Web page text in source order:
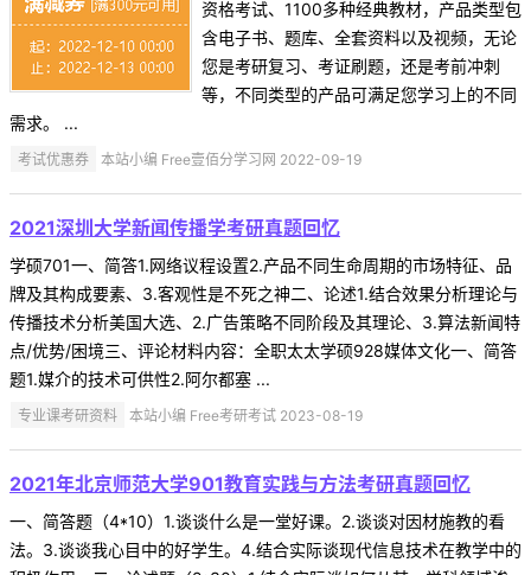
资格考试、1100多种经典教材，产品类型包
含电子书、题库、全套资料以及视频，无论
您是考研复习、考证刷题，还是考前冲刺
等，不同类型的产品可满足您学习上的不同
需求。 ...
考试优惠券 本站小编 Free壹佰分学习网 2022-09-19
2021深圳大学新闻传播学考研真题回忆
学硕701一、简答1.网络议程设置2.产品不同生命周期的市场特征、品
牌及其构成要素、3.客观性是不死之神二、论述1.结合效果分析理论与
传播技术分析美国大选、2.广告策略不同阶段及其理论、3.算法新闻特
点/优势/困境三、评论材料内容：全职太太学硕928媒体文化一、简答
题1.媒介的技术可供性2.阿尔都塞 ...
专业课考研资料 本站小编 Free考研考试 2023-08-19
2021年北京师范大学901教育实践与方法考研真题回忆
一、简答题（4*10）1.谈谈什么是一堂好课。2.谈谈对因材施教的看
法。3.谈谈我心目中的好学生。4.结合实际谈现代信息技术在教学中的